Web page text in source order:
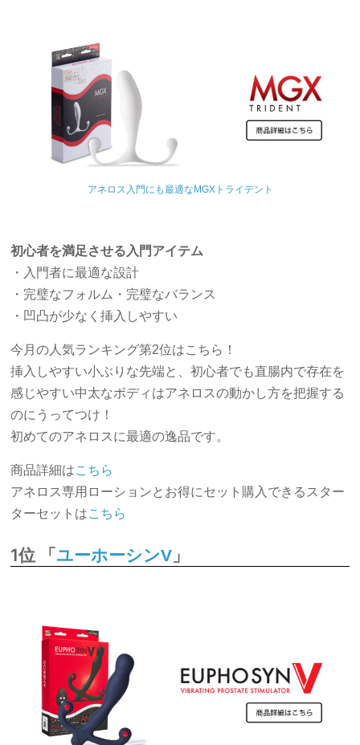
アネロス入門にも最適なMGXトライデント
初心者を満足させる入門アイテム
・入門者に最適な設計
・完璧なフォルム・完璧なバランス
・凹凸が少なく挿入しやすい
今月の人気ランキング第2位はこちら！
挿入しやすい小ぶりな先端と、初心者でも直腸内で存在を
感じやすい中太なボディはアネロスの動かし方を把握する
のにうってつけ！
初めてのアネロスに最適の逸品です。
商品詳細はこちら
アネロス専用ローションとお得にセット購入できるスター
ターセットはこちら
1位 「ユーホーシンV 」